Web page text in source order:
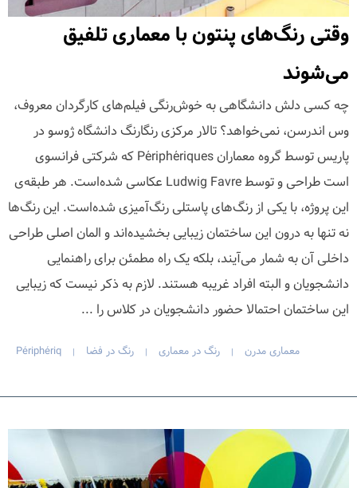
وقتی رنگ‌های پنتون با معماری تلفیق
می‌شوند
چه کسی دلش دانشگاهی به خوش‌رنگی فیلم‌های کارگردان معروف،
وس اندرسن، نمی‌خواهد؟ تالار مرکزی رنگارنگ دانشگاه ژوسو در
پاریس توسط گروه معماران Périphériques که شرکتی فرانسوی
است طراحی و توسط Ludwig Favre عکاسی شده‌است. هر طبقه‌ی
این پروژه، با یکی از رنگ‌های پاستلی رنگ‌آمیزی شده‌است. این رنگ‌ها
نه تنها به درون این ساختمان زیبایی بخشیده‌اند و المان اصلی طراحی
داخلی آن به شمار می‌آیند، بلکه یک راه مطمئن برای راهنمایی
دانشجویان و البته افراد غریبه هستند. لازم به ذکر نیست که زیبایی
این ساختمان احتمالا حضور دانشجویان در کلاس را ...
معماری مدرن | رنگ در معماری | رنگ در فضا |
Périphériq